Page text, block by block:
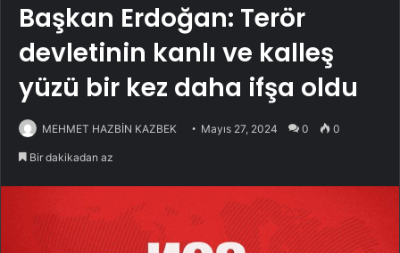
Başkan Erdoğan: Terör
devletinin kanlı ve kalleş
yüzü bir kez daha ifşa oldu
MEHMET HAZBİN KAZBEK Mayıs 27, 2024 0 0
Bir dakikadan az